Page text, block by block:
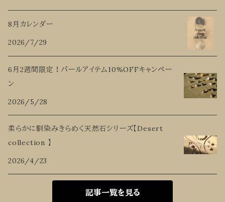
8月カレンダー
2026/7/29
6月2週間限定！パールアイテム10%OFFキャンペー
ン
2026/5/28
柔らかに馴染みきらめく天然石シリーズ【Desert
collection 】
2026/4/23
記事一覧を見る